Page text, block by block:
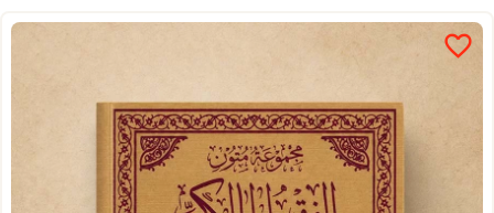
favorite_border